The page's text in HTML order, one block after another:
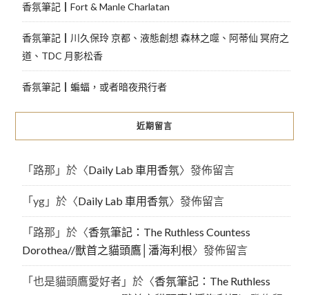
香氛筆記┃Fort & Manle Charlatan
香氛筆記┃川久保玲 京都、液態創想 森林之噬、阿蒂仙 冥府之
道、TDC 月影松香
香氛筆記┃蝙蝠，或者暗夜飛行者
近期留言
「路那 」於〈Daily Lab 車用香氛〉發佈留言
「yg」於〈Daily Lab 車用香氛〉發佈留言
「路那 」於〈香氛筆記：The Ruthless Countess
Dorothea//獸首之貓頭鷹│潘海利根〉發佈留言
「也是貓頭鷹愛好者」於〈香氛筆記：The Ruthless